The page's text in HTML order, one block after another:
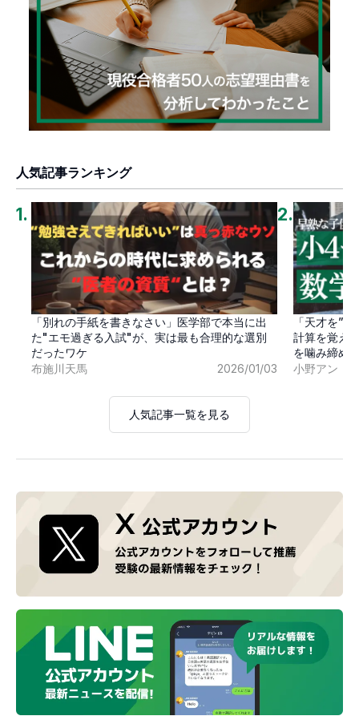
人気記事ランキング
1.
「別れの手紙を書きなさい」医学部で本当に出
た"エモ過ぎる入試"が、実は最も合理的な選別
だったワケ
布施川天馬
2026/01/03
2.
「天才を”
計算を覚え
を噛み締め
小野アン
人気記事一覧を見る